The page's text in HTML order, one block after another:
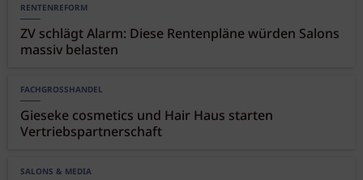
RENTENREFORM
ZV schlägt Alarm: Diese Rentenpläne würden Salons
massiv belasten
FACHGROSSHANDEL
Gieseke cosmetics und Hair Haus starten
Vertriebspartnerschaft
SALONS & MEDIA